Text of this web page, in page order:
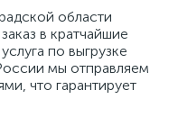
области
в кратчайшие
по выгрузке
мы отправляем
что гарантирует